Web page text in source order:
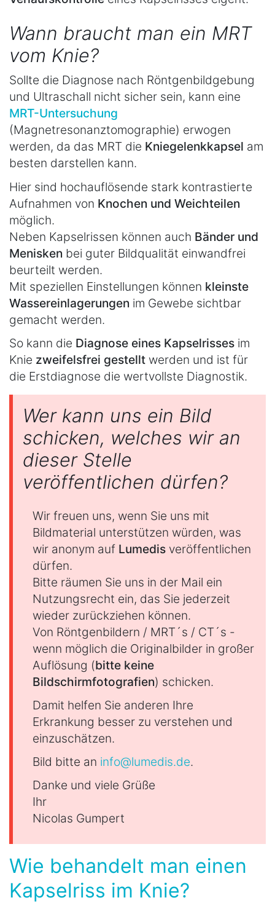
Wann braucht man ein MRT
vom Knie?
Sollte die Diagnose nach Röntgenbildgebung
und Ultraschall nicht sicher sein, kann eine
MRT-Untersuchung
(Magnetresonanztomographie) erwogen
werden, da das MRT die Kniegelenkkapsel am
besten darstellen kann.
Hier sind hochauflösende stark kontrastierte
Aufnahmen von Knochen und Weichteilen
möglich.
Neben Kapselrissen können auch Bänder und
Menisken bei guter Bildqualität einwandfrei
beurteilt werden.
Mit speziellen Einstellungen können kleinste
Wassereinlagerungen im Gewebe sichtbar
gemacht werden.
So kann die Diagnose eines Kapselrisses im
Knie zweifelsfrei gestellt werden und ist für
die Erstdiagnose die wertvollste Diagnostik.
Wer kann uns ein Bild
schicken, welches wir an
dieser Stelle
veröffentlichen dürfen?
Wir freuen uns, wenn Sie uns mit
Bildmaterial unterstützen würden, was
wir anonym auf Lumedis veröffentlichen
dürfen.
Bitte räumen Sie uns in der Mail ein
Nutzungsrecht ein, das Sie jederzeit
wieder zurückziehen können.
Von Röntgenbildern / MRT´s / CT´s -
wenn möglich die Originalbilder in großer
Auflösung (bitte keine
Bildschirmfotografien) schicken.
Damit helfen Sie anderen Ihre
Erkrankung besser zu verstehen und
einzuschätzen.
Bild bitte an info@lumedis.de.
Danke und viele Grüße
Ihr
Nicolas Gumpert
Wie behandelt man einen
Kapselriss im Knie?